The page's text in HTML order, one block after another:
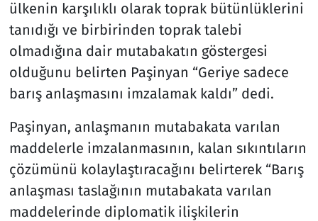
ülkenin karşılıklı olarak toprak bütünlüklerini
tanıdığı ve birbirinden toprak talebi
olmadığına dair mutabakatın göstergesi
olduğunu belirten Paşinyan “Geriye sadece
barış anlaşmasını imzalamak kaldı” dedi.
Paşinyan, anlaşmanın mutabakata varılan
maddelerle imzalanmasının, kalan sıkıntıların
çözümünü kolaylaştıracağını belirterek “Barış
anlaşması taslağının mutabakata varılan
maddelerinde diplomatik ilişkilerin